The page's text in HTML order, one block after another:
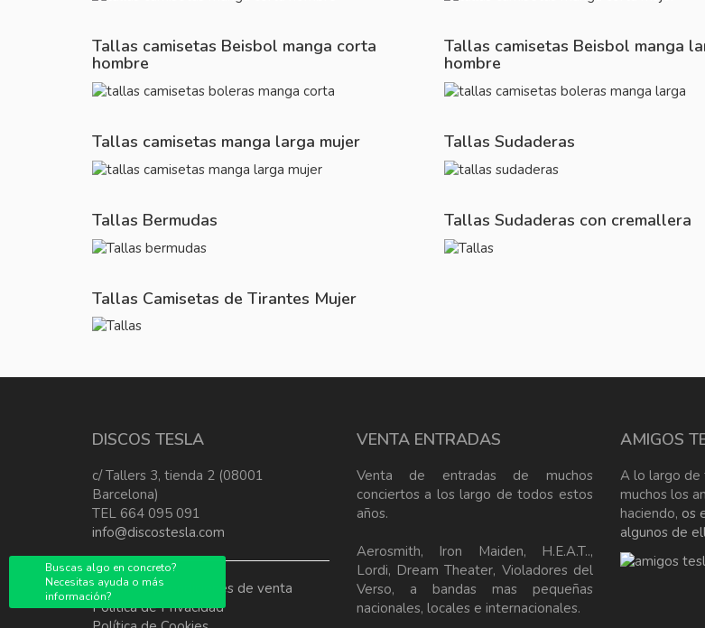
Buscas algo en concreto?
Necesitas ayuda o más
información?
Tallas camisetas Beisbol manga corta
hombre
Tallas camisetas Beisbol manga
hombre
Tallas camisetas manga larga mujer Tallas Sudaderas
Tallas Bermudas Tallas Sudaderas con cremallera
Tallas Camisetas de Tirantes Mujer
DISCOS TESLA
c/ Tallers 3, tienda 2 (08001
Barcelona)
TEL 664 095 091
info@discostesla.com
Terminos y condiciones de venta
Política de Privacidad
VENTA ENTRADAS
Venta de entradas de muchos
conciertos a los largo de todos estos
años.
Aerosmith, Iron Maiden, H.E.A.T..,
Lordi, Dream Theater, Violadores del
Verso, a bandas mas pequeñas
nacionales, locales e internacionales.
AMIGOS
A lo largo de
muchos los
haciendo, os
algunos de